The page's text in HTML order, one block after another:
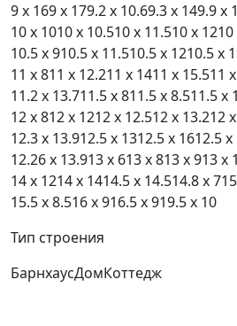
9 x 169 x 179.2 x 10.69.3 x 149.9 x
10 x 1010 x 10.510 x 11.510 x 12
10.5 x 910.5 x 11.510.5 x 1210.5 x
11 x 811 x 12.211 x 1411 x 15.511
11.2 x 13.711.5 x 811.5 x 8.511.5 x
12 x 812 x 1212 x 12.512 x 13.212
12.3 x 13.912.5 x 1312.5 x 1612.5 x
12.26 x 13.913 x 613 x 813 x 913 x
14 x 1214 x 1414.5 x 14.514.8 x 7
15.5 x 8.516 x 916.5 x 919.5 x 10
Тип строения
БарнхаусДомКоттедж